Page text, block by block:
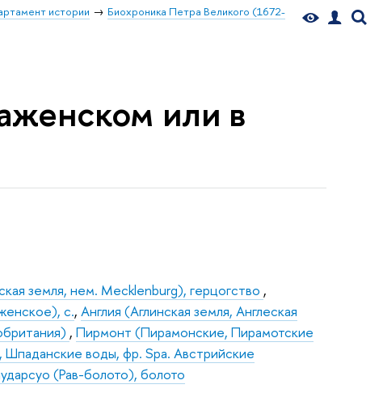
истории
Биохроника Петра Великого (1672-
или в
земля, нем. Mecklenburg), герцогство ,
с.,Англия (Аглинская земля, Англеская
,Пирмонт (Пирамонские, Пирамотские
воды, фр. Spа. Австрийские
(Рав-болото), болото